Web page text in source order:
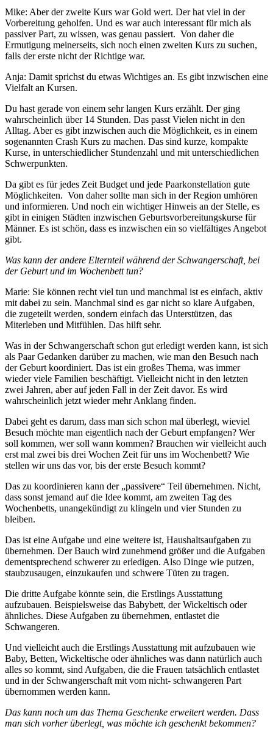
Mike: Aber der zweite Kurs war Gold wert. Der hat viel in der
Vorbereitung geholfen. Und es war auch interessant für mich als
passiver Part, zu wissen, was genau passiert. Von daher die
Ermutigung meinerseits, sich noch einen zweiten Kurs zu suchen,
falls der erste nicht der Richtige war.
Anja: Damit sprichst du etwas Wichtiges an. Es gibt inzwischen eine
Vielfalt an Kursen.
Du hast gerade von einem sehr langen Kurs erzählt. Der ging
wahrscheinlich über 14 Stunden. Das passt Vielen nicht in den
Alltag. Aber es gibt inzwischen auch die Möglichkeit, es in einem
sogenannten Crash Kurs zu machen. Das sind kurze, kompakte
Kurse, in unterschiedlicher Stundenzahl und mit unterschiedlichen
Schwerpunkten.
Da gibt es für jedes Zeit Budget und jede Paarkonstellation gute
Möglichkeiten. Von daher sollte man sich in der Region umhören
und informieren. Und noch ein wichtiger Hinweis an der Stelle, es
gibt in einigen Städten inzwischen Geburtsvorbereitungskurse für
Männer. Es ist schön, dass es inzwischen ein so vielfältiges Angebot
gibt.
Was kann der andere Elternteil während der Schwangerschaft, bei
der Geburt und im Wochenbett tun?
Marie: Sie können recht viel tun und manchmal ist es einfach, aktiv
mit dabei zu sein. Manchmal sind es gar nicht so klare Aufgaben,
die zugeteilt werden, sondern einfach das Unterstützen, das
Miterleben und Mitfühlen. Das hilft sehr.
Was in der Schwangerschaft schon gut erledigt werden kann, ist sich
als Paar Gedanken darüber zu machen, wie man den Besuch nach
der Geburt koordiniert. Das ist ein großes Thema, was immer
wieder viele Familien beschäftigt. Vielleicht nicht in den letzten
zwei Jahren, aber auf jeden Fall in der Zeit davor. Es wird
wahrscheinlich jetzt wieder mehr Anklang finden.
Dabei geht es darum, dass man sich schon mal überlegt, wieviel
Besuch möchte man eigentlich nach der Geburt empfangen? Wer
soll kommen, wer soll wann kommen? Brauchen wir vielleicht auch
erst mal zwei bis drei Wochen Zeit für uns im Wochenbett? Wie
stellen wir uns das vor, bis der erste Besuch kommt?
Das zu koordinieren kann der „passivere“ Teil übernehmen. Nicht,
dass sonst jemand auf die Idee kommt, am zweiten Tag des
Wochenbetts, unangekündigt zu klingeln und vier Stunden zu
bleiben.
Das ist eine Aufgabe und eine weitere ist, Haushaltsaufgaben zu
übernehmen. Der Bauch wird zunehmend größer und die Aufgaben
dementsprechend schwerer zu erledigen. Also Dinge wie putzen,
staubzusaugen, einzukaufen und schwere Tüten zu tragen.
Die dritte Aufgabe könnte sein, die Erstlings Ausstattung
aufzubauen. Beispielsweise das Babybett, der Wickeltisch oder
ähnliches. Diese Aufgaben zu übernehmen, entlastet die
Schwangeren.
Und vielleicht auch die Erstlings Ausstattung mit aufzubauen wie
Baby, Betten, Wickeltische oder ähnliches was dann natürlich auch
alles so kommt, sind Aufgaben, die die Frauen tatsächlich entlastet
und in der Schwangerschaft mit vom nicht- schwangeren Part
übernommen werden kann.
Das kann noch um das Thema Geschenke erweitert werden. Dass
man sich vorher überlegt, was möchte ich geschenkt bekommen?